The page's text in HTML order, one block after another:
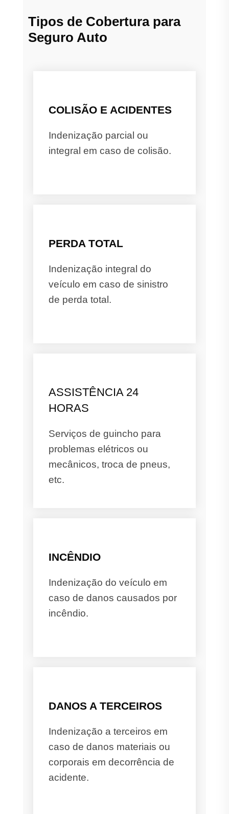
Tipos de Cobertura para
Seguro Auto
COLISÃO E ACIDENTES
Indenização parcial ou
integral em caso de colisão.
PERDA TOTAL
Indenização integral do
veículo em caso de sinistro
de perda total.
ASSISTÊNCIA 24
HORAS
Serviços de guincho para
problemas elétricos ou
mecânicos, troca de pneus,
etc.
INCÊNDIO
Indenização do veículo em
caso de danos causados por
incêndio.
DANOS A TERCEIROS
Indenização a terceiros em
caso de danos materiais ou
corporais em decorrência de
acidente.